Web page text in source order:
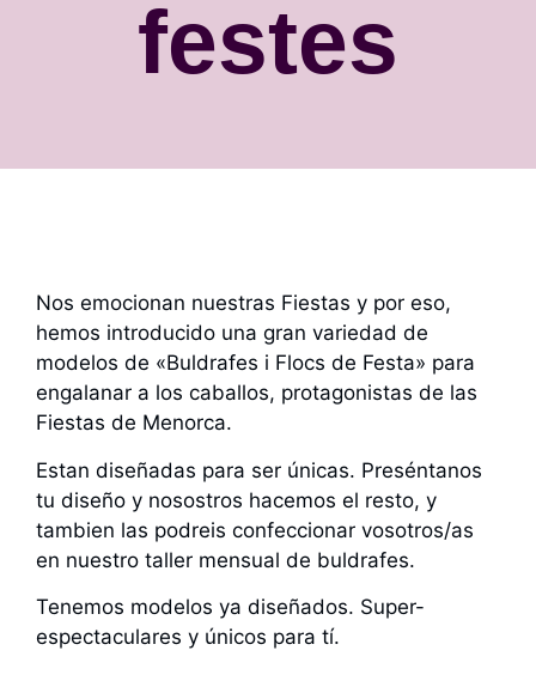
festes
Nos emocionan nuestras Fiestas y por eso,
hemos introducido una gran variedad de
modelos de «Buldrafes i Flocs de Festa» para
engalanar a los caballos, protagonistas de las
Fiestas de Menorca.
Estan diseñadas para ser únicas. Preséntanos
tu diseño y nosostros hacemos el resto, y
tambien las podreis confeccionar vosotros/as
en nuestro taller mensual de buldrafes.
Tenemos modelos ya diseñados. Super-
espectaculares y únicos para tí.